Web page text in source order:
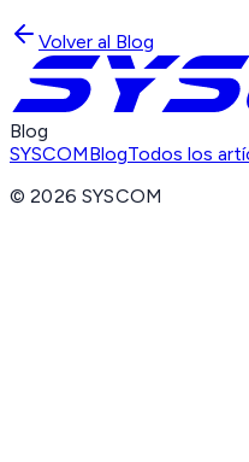
Volver al Blog
Blog
SYSCOMBlogTodos los
©2026 SYSCOM